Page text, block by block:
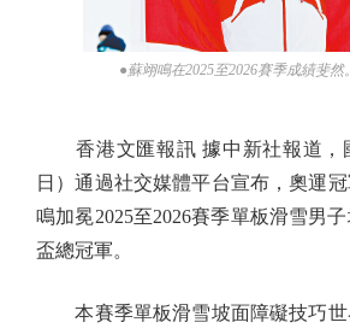
●蘇翊鳴在2025至2026賽季成績斐然
香港文匯報訊 據中新社報道，
日）通過社交媒體平台宣布，奧運
鳴加冕2025至2026賽季單板滑雪男
盃總冠軍。
本賽季單板滑雪坡面障礙技巧世